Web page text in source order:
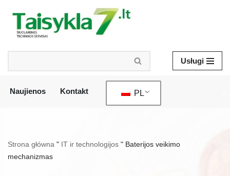
Przejdź
treści
Usługi
Naujienos Kontakt PL
Strona główna " IT ir technologijos " Baterijos veikimo
mechanizmas